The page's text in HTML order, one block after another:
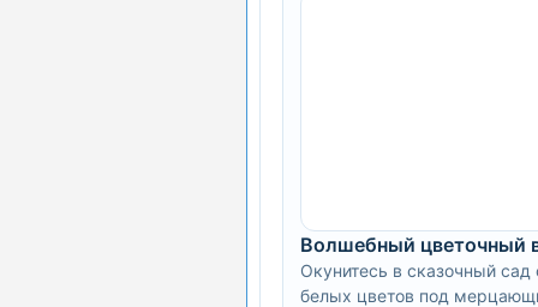
Волшебный цветочный
Окунитесь в сказочный
белых цветов под